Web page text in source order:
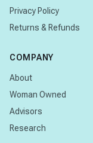
Privacy Policy
Returns & Refunds
COMPANY
About
Woman Owned
Advisors
Research